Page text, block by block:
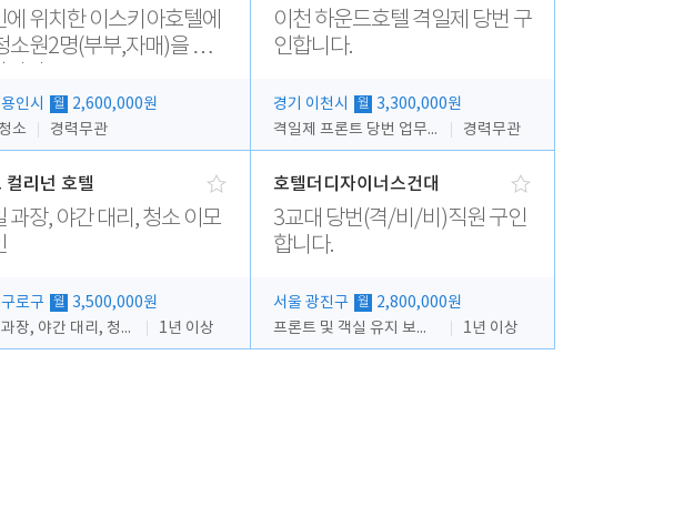
에 위치한 이스키아호텔에
소원2명(부부,자매)을 모
인시 월
2,600,000원
소
경력무관
이천 하운드호텔 격일제 당번 구
인합니다.
경기 이천시 월
3,300,000원
격일제 프론트 당번 업무로 주차 및 객실 점검
경력무관
컬리넌 호텔
과장, 야간 대리, 청소 이모
로구 월
3,500,000원
격일 과장, 야간 대리, 청소 이모
1년 이상
호텔더디자이너스건대
3교대 당번(격/비/비)직원 구인
합니다.
서울 광진구 월
2,800,000원
프론트 및 객실 유지 보수 업무
1년 이상